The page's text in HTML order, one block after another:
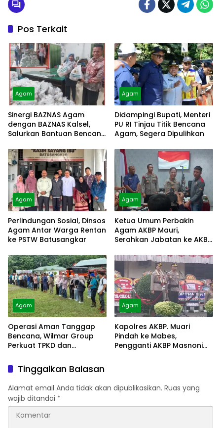
Pos Terkait
Agam
Sinergi BAZNAS Agam
dengan BAZNAS Kalsel,
Salurkan Bantuan Bencana
Agam
Didampingi Bupati, Menteri
PU RI Tinjau Titik Bencana
Agam, Segera Dipulihkan
Agam
Perlindungan Sosial, Dinsos
Agam Antar Warga Rentan
ke PSTW Batusangkar
Agam
Ketua Umum Perbakin
Agam AKBP Mauri,
Serahkan Jabatan ke AKBP
Agam
Operasi Aman Tanggap
Bencana, Wilmar Group
Perkuat TPKD dan
Agam
Kapolres AKBP. Muari
Pindah ke Mabes,
Pengganti AKBP Masnoni
Tinggalkan Balasan
Alamat email Anda tidak akan dipublikasikan. Ruas yang
wajib ditandai *